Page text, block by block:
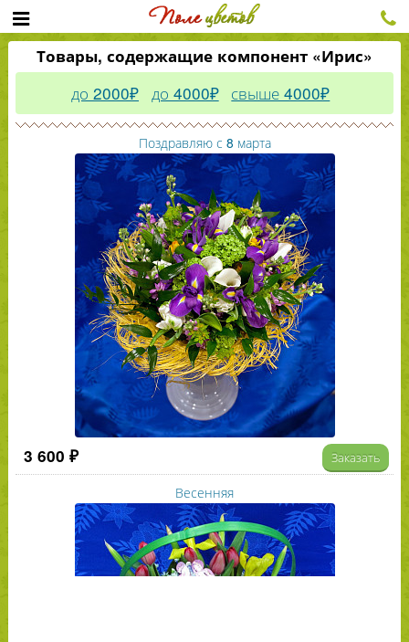
Товары, содержащие компонент «Ирис»
до 2000₽ до 4000₽ свыше 4000₽
Поздравляю с 8 марта
3 600 ₽ Заказать
Весенняя